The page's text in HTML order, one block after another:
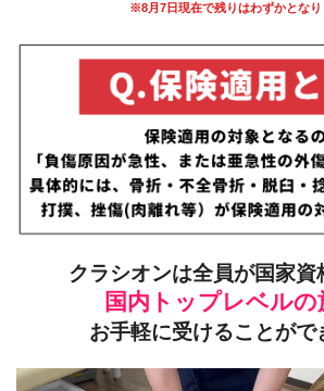
※8月7日現在で残りはわずかとなり
クラシオンは全員が国家資
国内トップレベルの
お手軽に受けることがで